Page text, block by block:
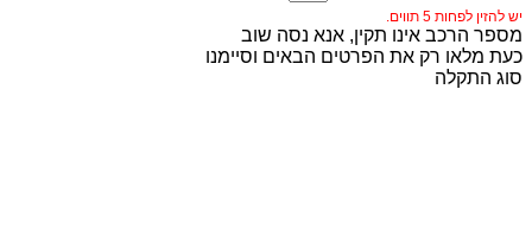
יש להזין לפחות 5 תווים.
מספר הרכב אינו תקין, אנא נסה שוב
כעת מלאו רק את הפרטים הבאים וסיימנו
סוג התקלה